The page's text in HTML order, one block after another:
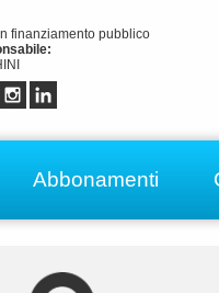
finanziamento pubblico
Abbonamenti